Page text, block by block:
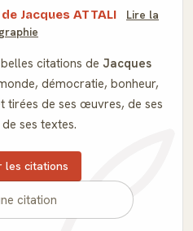
Jacques ATTALI
Lire la
citations de Jacques
démocratie, bonheur,
tirées de ses œuvres, de ses
ses textes.
les citations